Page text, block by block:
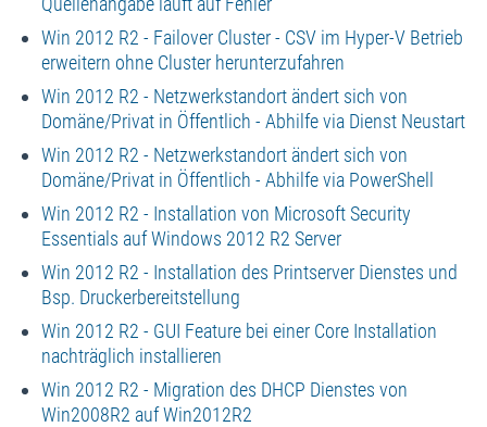
Win 2012 R2 - Failover Cluster - CSV im Hyper-V Betrieb
erweitern ohne Cluster herunterzufahren
Win 2012 R2 - Netzwerkstandort ändert sich von
Domäne/Privat in Öffentlich - Abhilfe via Dienst Neustart
Win 2012 R2 - Netzwerkstandort ändert sich von
Domäne/Privat in Öffentlich - Abhilfe via PowerShell
Win 2012 R2 - Installation von Microsoft Security
Essentials auf Windows 2012 R2 Server
Win 2012 R2 - Installation des Printserver Dienstes und
Bsp. Druckerbereitstellung
Win 2012 R2 - GUI Feature bei einer Core Installation
nachträglich installieren
Win 2012 R2 - Migration des DHCP Dienstes von
Win2008R2 auf Win2012R2